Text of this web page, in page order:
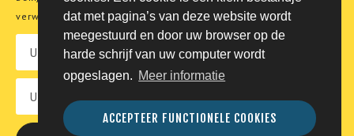
dat met pagina’s van deze website wordt
meegestuurd en door uw browser op de
harde schrijf van uw computer wordt
opgeslagen. Meer informatie
ACCEPTEER FUNCTIONELE COOKIES
verwerking van uw persoonsgegevens.
© Tico Reizen 2026 - Privé-reizen op maat
Developing magic by